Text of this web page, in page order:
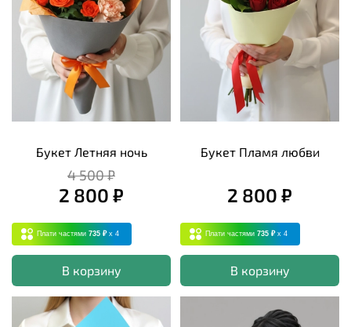
Букет Летняя ночь
4 500 ₽
2 800 ₽
Плати частями 735 ₽ x 4
В корзину
Букет Пламя любви
2 800 ₽
Плати частями 735 ₽ x 4
В корзину